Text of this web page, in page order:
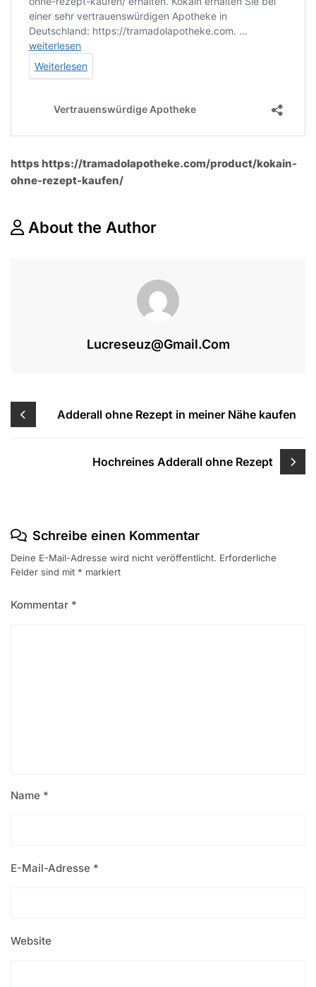
https https://tramadolapotheke.com/product/kokain-
ohne-rezept-kaufen/
About the Author
Lucreseuz@gmail.com
Beitragsnavigation
Adderall ohne Rezept in meiner Nähe kaufen
Hochreines Adderall ohne Rezept
Schreibe einen Kommentar
Deine E-Mail-Adresse wird nicht veröffentlicht. Erforderliche
Felder sind mit * markiert
Kommentar *
Name *
E-Mail-Adresse *
Website